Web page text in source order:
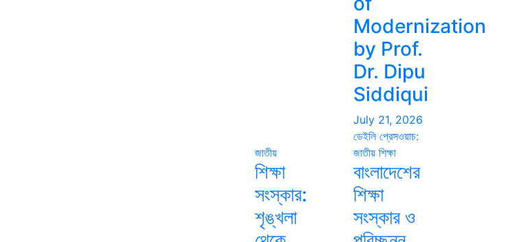
Modernization
by Prof.
Dr. Dipu
Siddiqui
July 21, 2026
ডেইলি প্রেসওয়াচ:
জাতীয়
শিক্ষা
সংস্কার:
শৃঙ্খলা
জাতীয় শিক্ষা
বাংলাদেশের
শিক্ষা
সংস্কার ও